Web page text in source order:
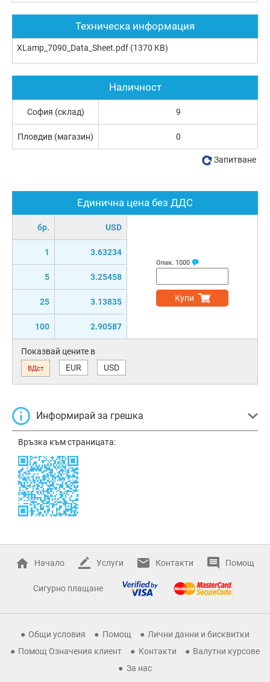
Техническа информация
XLamp_7090_Data_Sheet.pdf (1370 KB)
Единична цена без ДДС
бр. USD
1 3.63234
5 3.25458
25 3.13835
100 2.90587
Опак. 1000
Купи
Показвай цените в
ВДст EUR USD
Информирай за грешка
Връзка към страницата:
Наличност
София (склад) 9
Пловдив (магазин) 0
Запитване
Начало Услуги Контакти Помощ
Сигурно плащане
Общи условия Помощ
Лични данни и бисквитки
Помощ Означения клиент
Контакти
Валутни курсове
За нас